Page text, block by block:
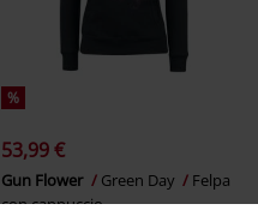
%
53,99 €
Gun Flower Green Day
Felpa
con cappuccio